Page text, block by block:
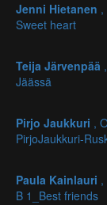
Jenni Hietanen ,
Sweet heart
Teija Järvenpää
Jäässä
Pirjo Jaukkuri ,
PirjoJaukkuri-
Paula Kainlauri ,
B 1_Best friends